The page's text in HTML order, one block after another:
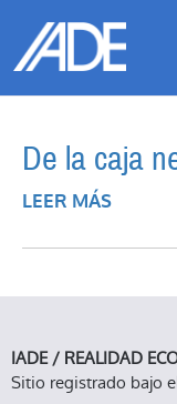
De la caja
LEER MÁS
IADE / REALIDAD
Sitio registrado bajo